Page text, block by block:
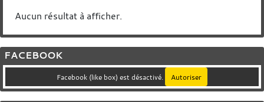
Aucun résultat à afficher.
FACEBOOK
Facebook (like box) est désactivé. Autoriser